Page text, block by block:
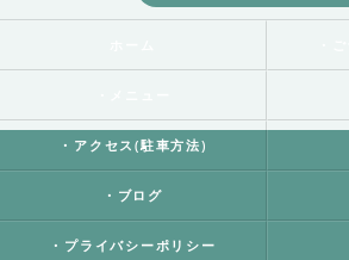
・アクセス(駐車方法)
・ブログ
・プライバシーポリシー